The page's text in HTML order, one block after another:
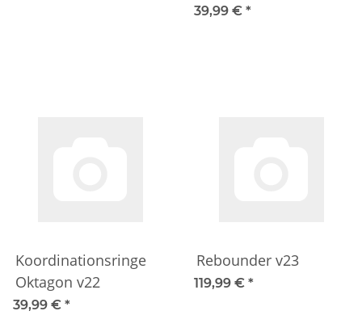
39,99 € *
Koordinationsringe
Oktagon v22
39,99 € *
Rebounder v23
119,99 € *